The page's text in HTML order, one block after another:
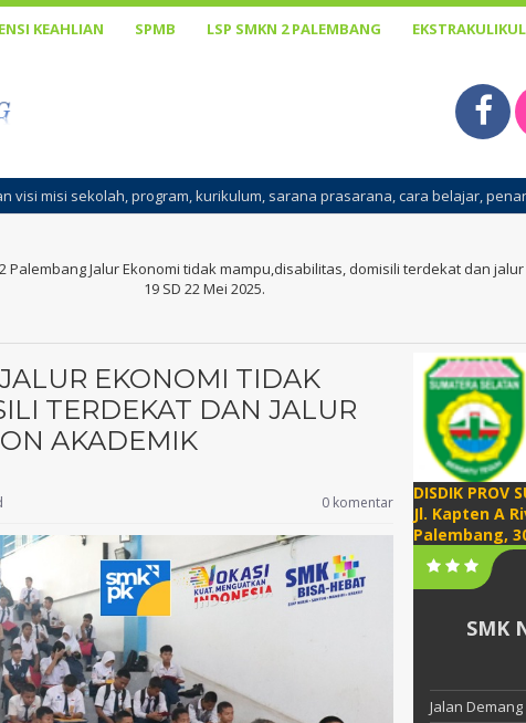
KEAHLIAN SPMB LSP SMKN 2 PALEMBANG
sarana prasarana, cara belajar, penanaman konsep pengenalan
2 Palembang Jalur Ekonomi tidak mampu,disabilitas, domisili terdekat dan
19 SD 22 Mei 2025.
EKONOMI TIDAK
TERDEKAT DAN JALUR
AKADEMIK
0 komentar
DISDIK PROV
Jl. Kapten A
Palembang,
SMK
Jalan